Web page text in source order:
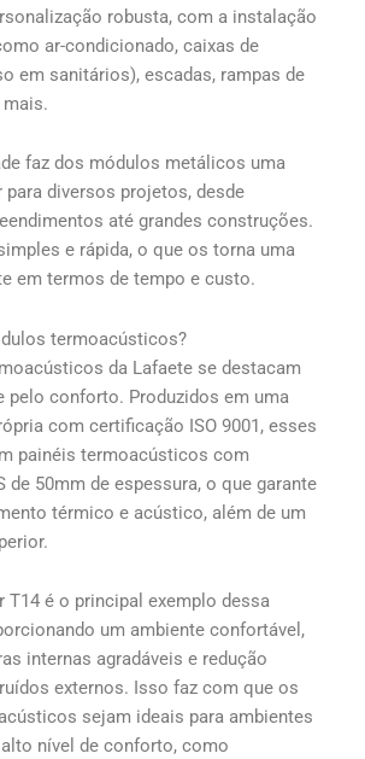
robusta, com a instalação
ar-condicionado, caixas de
em sanitários), escadas, rampas de
faz dos módulos metálicos uma
para diversos projetos, desde
até grandes construções.
e rápida, o que os torna uma
em termos de tempo e custo.
termoacústicos?
da Lafaete se destacam
pelo conforto. Produzidos em uma
com certificação ISO 9001, esses
painéis termoacústicos com
de 50mm de espessura, o que garante
térmico e acústico, além de um
T14 é o principal exemplo dessa
um ambiente confortável,
internas agradáveis e redução
externos. Isso faz com que os
sejam ideais para ambientes
nível de conforto, como